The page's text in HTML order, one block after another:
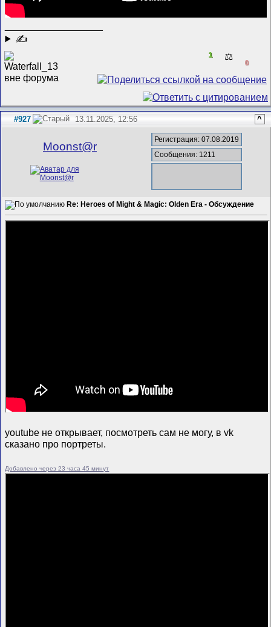
✍
1 ⚖️
0
#927 13.11.2025, 12:56 ^
Mооnst@r
Регистрация: 07.08.2019
Сообщения: 1211
Re: Heroes of Might & Magic: Olden Era - Обсуждение
youtube не открывает, посмотреть сам не могу, в vk
сказано про портреты.
Добавлено через 23 часа 45 минут